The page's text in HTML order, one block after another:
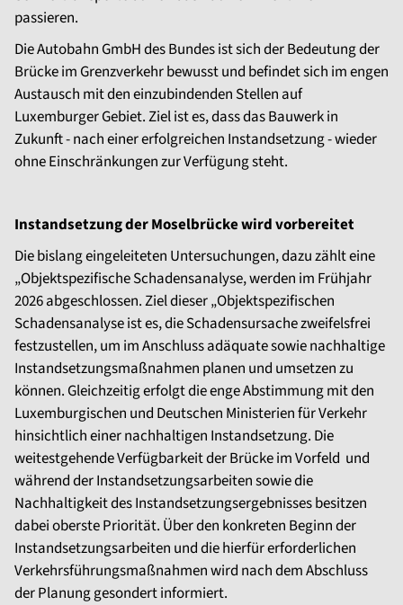
passieren.
Die Autobahn GmbH des Bundes ist sich der Bedeutung der
Brücke im Grenzverkehr bewusst und befindet sich im engen
Austausch mit den einzubindenden Stellen auf
Luxemburger Gebiet. Ziel ist es, dass das Bauwerk in
Zukunft - nach einer erfolgreichen Instandsetzung - wieder
ohne Einschränkungen zur Verfügung steht.
Instandsetzung der Moselbrücke wird vorbereitet
Die bislang eingeleiteten Untersuchungen, dazu zählt eine
„Objektspezifische Schadensanalyse, werden im Frühjahr
2026 abgeschlossen. Ziel dieser „Objektspezifischen
Schadensanalyse ist es, die Schadensursache zweifelsfrei
festzustellen, um im Anschluss adäquate sowie nachhaltige
Instandsetzungsmaßnahmen planen und umsetzen zu
können. Gleichzeitig erfolgt die enge Abstimmung mit den
Luxemburgischen und Deutschen Ministerien für Verkehr
hinsichtlich einer nachhaltigen Instandsetzung. Die
weitestgehende Verfügbarkeit der Brücke im Vorfeld und
während der Instandsetzungsarbeiten sowie die
Nachhaltigkeit des Instandsetzungsergebnisses besitzen
dabei oberste Priorität. Über den konkreten Beginn der
Instandsetzungsarbeiten und die hierfür erforderlichen
Verkehrsführungsmaßnahmen wird nach dem Abschluss
der Planung gesondert informiert.